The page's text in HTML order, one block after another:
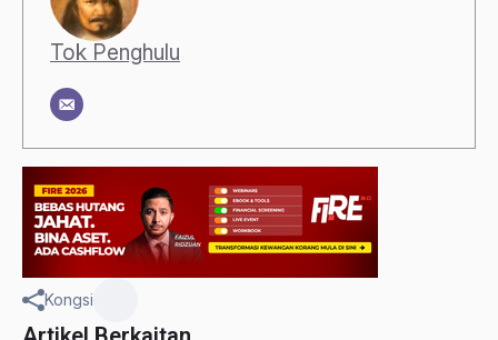
Tok Penghulu
Kongsi